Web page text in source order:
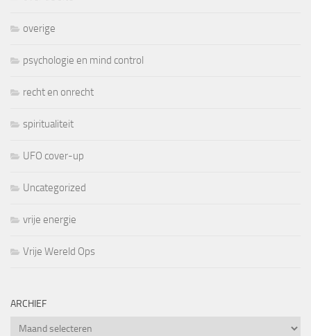
overige
psychologie en mind control
recht en onrecht
spiritualiteit
UFO cover-up
Uncategorized
vrije energie
Vrije Wereld Ops
ARCHIEF
Archief